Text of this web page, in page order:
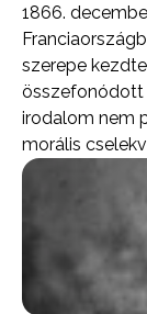
1866.
szerepe
összefonódott
irodalom nem
morális